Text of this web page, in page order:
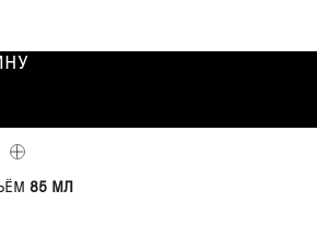
85 МЛ